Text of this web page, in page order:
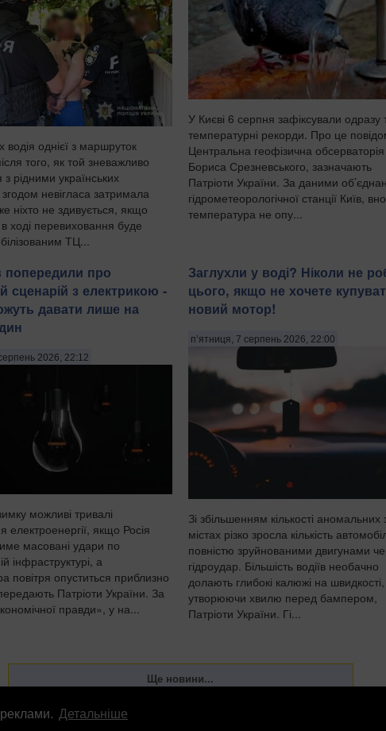
Детальніше
водія однієї з маршруток
того, як той зневажливо
з рідними українських
згодом невігласа затримала
ніхто не здивується, якщо
ході перевиховання буде
ТЦ...
У Києві 6 серпня зафіксували одразу
температурні рекорди. Про це
Центральна геофізична обсерваторія
Бориса Срезневського, зазначають
Патріоти України. За даними
гідрометеорологічної станції Київ,
температура не опу...
попередили про
сценарій з електрикою -
давати лише на
2026, 22:12
можливі тривалі
електроенергії, якщо Росія
масовані удари по
інфраструктурі, а
повітря опуститься приблизно
Патріоти України. За
правди», у на...
Заглухли у воді? Ніколи не
цього, якщо не хочете
новий мотор!
п’ятниця, 7 серпень 2026, 22:00
Зі збільшенням кількості аномальних
містах різко зросла кількість
повністю зруйнованими двигунами
гідроудар. Більшість водіїв необачно
долають глибокі калюжі на швидкості,
утворюючи хвилю перед бампером,
Патріоти України. Гі...